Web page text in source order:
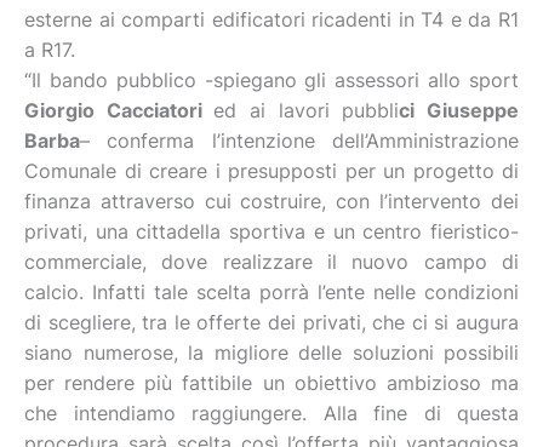
esterne ai comparti edificatori ricadenti in T4 e da R1
a R17.
“Il bando pubblico -spiegano gli assessori allo sport
Giorgio Cacciatori ed ai lavori pubblici Giuseppe
Barba– conferma l’intenzione dell’Amministrazione
Comunale di creare i presupposti per un progetto di
finanza attraverso cui costruire, con l’intervento dei
privati, una cittadella sportiva e un centro fieristico-
commerciale, dove realizzare il nuovo campo di
calcio. Infatti tale scelta porrà l’ente nelle condizioni
di scegliere, tra le offerte dei privati, che ci si augura
siano numerose, la migliore delle soluzioni possibili
per rendere più fattibile un obiettivo ambizioso ma
che intendiamo raggiungere. Alla fine di questa